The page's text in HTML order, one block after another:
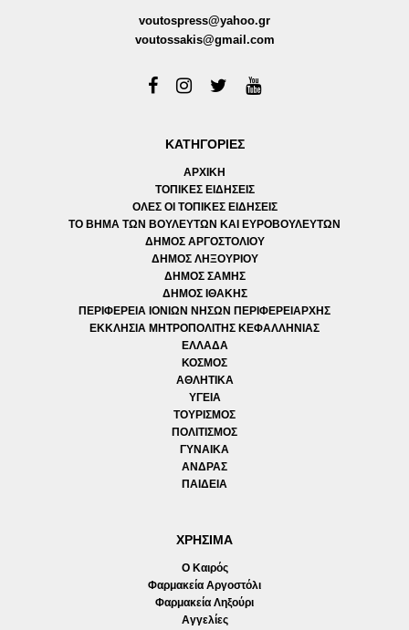
voutospress@yahoo.gr
voutossakis@gmail.com
ΚΑΤΗΓΟΡΙΕΣ
ΑΡΧΙΚΗ
ΤΟΠΙΚΕΣ ΕΙΔΗΣΕΙΣ
ΟΛΕΣ ΟΙ ΤΟΠΙΚΕΣ ΕΙΔΗΣΕΙΣ
ΤΟ ΒΗΜΑ ΤΩΝ ΒΟΥΛΕΥΤΩΝ ΚΑΙ ΕΥΡΟΒΟΥΛΕΥΤΩΝ
ΔΗΜΟΣ ΑΡΓΟΣΤΟΛΙΟΥ
ΔΗΜΟΣ ΛΗΞΟΥΡΙΟΥ
ΔΗΜΟΣ ΣΑΜΗΣ
ΔΗΜΟΣ ΙΘΑΚΗΣ
ΠΕΡΙΦΕΡΕΙΑ ΙΟΝΙΩΝ ΝΗΣΩΝ ΠΕΡΙΦΕΡΕΙΑΡΧΗΣ
ΕΚΚΛΗΣΙΑ ΜΗΤΡΟΠΟΛΙΤΗΣ ΚΕΦΑΛΛΗΝΙΑΣ
ΕΛΛΑΔΑ
ΚΟΣΜΟΣ
ΑΘΛΗΤΙΚΑ
ΥΓΕΙΑ
ΤΟΥΡΙΣΜΟΣ
ΠΟΛΙΤΙΣΜΟΣ
ΓΥΝΑΙΚΑ
ΑΝΔΡΑΣ
ΠΑΙΔΕΙΑ
ΧΡΗΣΙΜΑ
Ο Καιρός
Φαρμακεία Αργοστόλι
Φαρμακεία Ληξούρι
Αγγελίες